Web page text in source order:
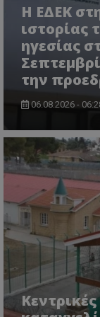
Η ΕΔΕΚ
ιστορίας
ηγεσίας
την
06.08.2026 -